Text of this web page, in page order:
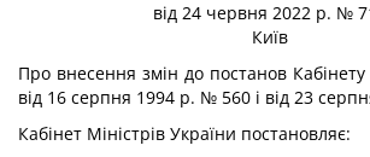
від 24 червня 2022 р. №
Київ
Про внесення змін до постанов Кабінету
від 16 серпня 1994 р. № 560 і від 23
Кабінет Міністрів України постановляє: